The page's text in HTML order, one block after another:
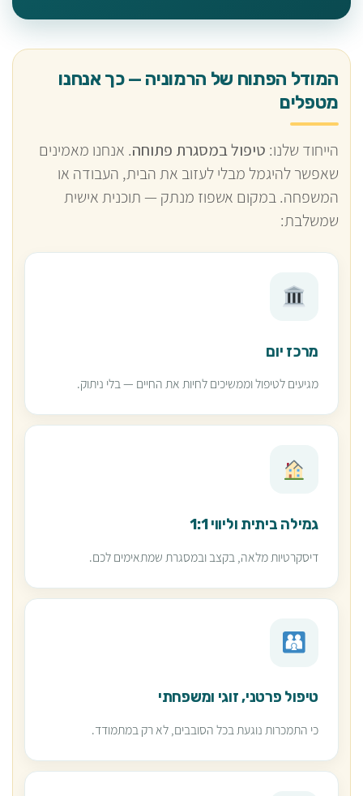
המודל הפתוח של הרמוניה — כך אנחנו
מטפלים
הייחוד שלנו: טיפול במסגרת פתוחה. אנחנו מאמינים
שאפשר להיגמל מבלי לעזוב את הבית, העבודה או
המשפחה. במקום אשפוז מנתק — תוכנית אישית
שמשלבת:
מרכז יום
מגיעים לטיפול וממשיכים לחיות את החיים — בלי ניתוק.
גמילה ביתית וליווי 1:1
דיסקרטיות מלאה, בקצב ובמסגרת שמתאימים לכם.
טיפול פרטני, זוגי ומשפחתי
כי התמכרות נוגעת בכל הסובבים, לא רק במתמודד.